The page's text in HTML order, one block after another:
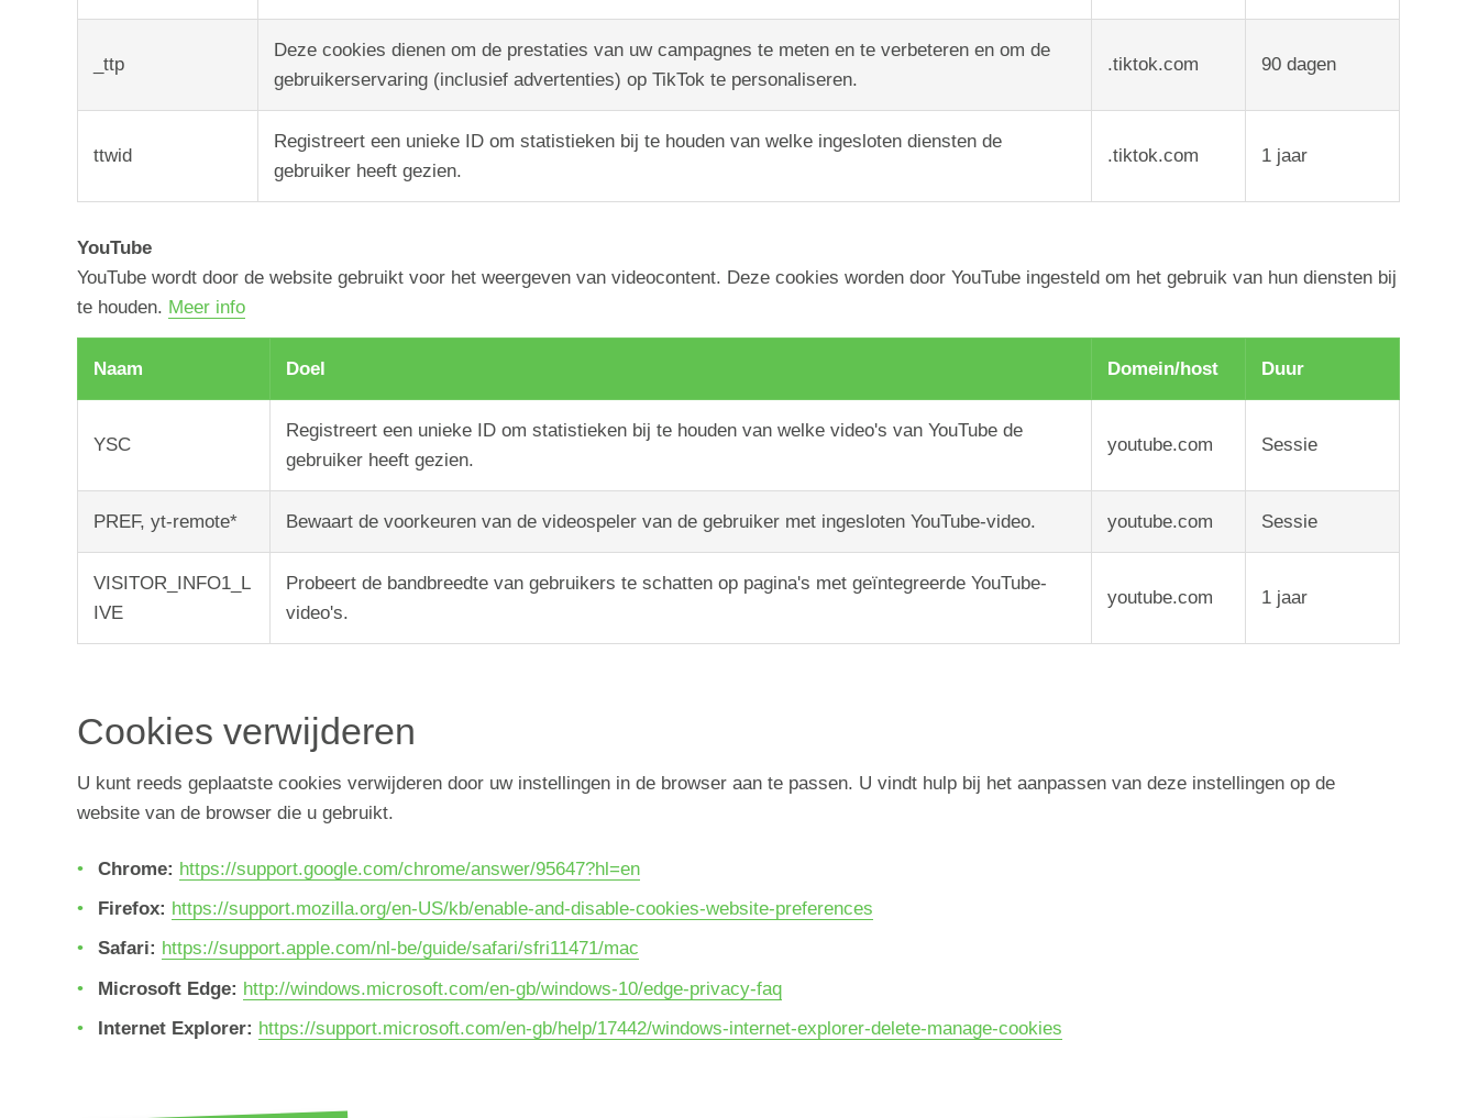
_ttp
Deze cookies dienen om de prestaties van uw campagnes te meten en te verbeteren en om de
gebruikerservaring (inclusief advertenties) op TikTok te personaliseren.
.tiktok.com 90 dagen
ttwid
Registreert een unieke ID om statistieken bij te houden van welke ingesloten diensten de
gebruiker heeft gezien.
.tiktok.com 1 jaar
YouTube
YouTube wordt door de website gebruikt voor het weergeven van videocontent. Deze cookies worden door YouTube ingesteld om het gebruik van hun diensten bij
te houden. Meer info
Naam Doel Domein/host Duur
YSC
Registreert een unieke ID om statistieken bij te houden van welke video's van YouTube de
gebruiker heeft gezien.
youtube.com Sessie
PREF, yt-remote* Bewaart de voorkeuren van de videospeler van de gebruiker met ingesloten YouTube-video. youtube.com Sessie
VISITOR_INFO1_L
IVE
Probeert de bandbreedte van gebruikers te schatten op pagina's met geïntegreerde YouTube-
video's.
youtube.com 1 jaar
Cookies verwijderen
U kunt reeds geplaatste cookies verwijderen door uw instellingen in de browser aan te passen. U vindt hulp bij het aanpassen van deze instellingen op de
website van de browser die u gebruikt.
Chrome: https://support.google.com/chrome/answer/95647?hl=en
Firefox: https://support.mozilla.org/en-US/kb/enable-and-disable-cookies-website-preferences
Safari: https://support.apple.com/nl-be/guide/safari/sfri11471/mac
Microsoft Edge: http://windows.microsoft.com/en-gb/windows-10/edge-privacy-faq
Internet Explorer: https://support.microsoft.com/en-gb/help/17442/windows-internet-explorer-delete-manage-cookies